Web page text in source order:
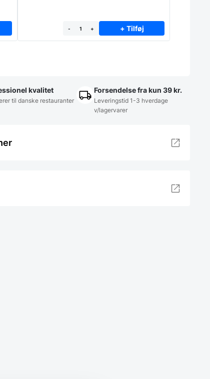
- + + Tilføj
kvalitet
til danske restauranter
Forsendelse fra kun 39 kr.
Leveringstid 1-3 hverdage
v/lagervarer